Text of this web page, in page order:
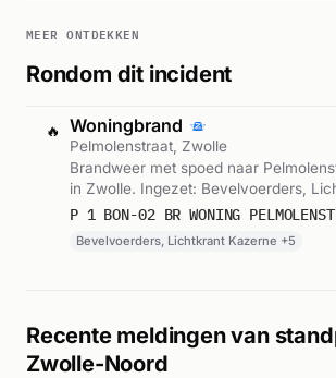
MEER ONTDEKKEN
Rondom dit incident
🔥 Woningbrand
Pelmolenstraat, Zwolle
Brandweer met spoed naar
in Zwolle. Ingezet: Bevelvoerders,
Kazerne, Blusgroep 1 en 4 andere
Bevelvoerders, Lichtkrant Kazerne +5
Recente meldingen van
Zwolle-Noord